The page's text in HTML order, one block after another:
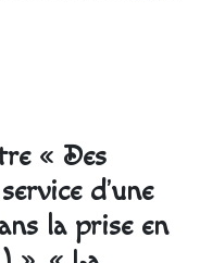
« Des
d’une
la prise en